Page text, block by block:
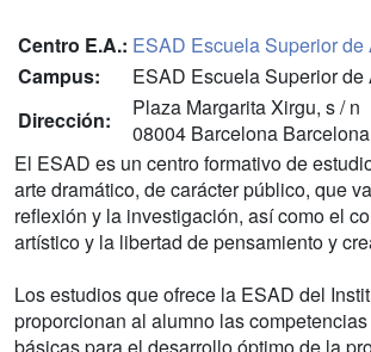
Centro E.A.: ESAD Escuela Superior de
Campus:
ESAD Escuela Superior de
Dirección:
Plaza Margarita Xirgu, s / n
08004 Barcelona
El ESAD es un centro formativo de
arte dramático, de carácter público, que
reflexión y la investigación, así como el
artístico y la libertad de pensamiento y
Los estudios que ofrece la ESAD del
proporcionan al alumno las